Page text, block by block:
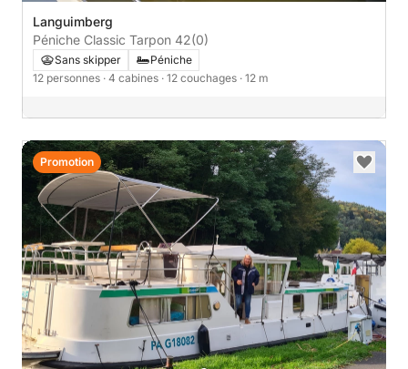
Languimberg
Péniche Classic Tarpon 42(0)
Sans skipper
Péniche
12 personnes · 4 cabines · 12 couchages · 12 m
Promotion